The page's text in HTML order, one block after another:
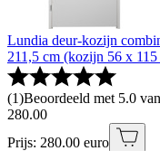
Lundia deur-kozijn
211,5 cm (kozijn 56 x
(1)Beoordeeld met 5.0
280.00
Prijs: 280.00 euro